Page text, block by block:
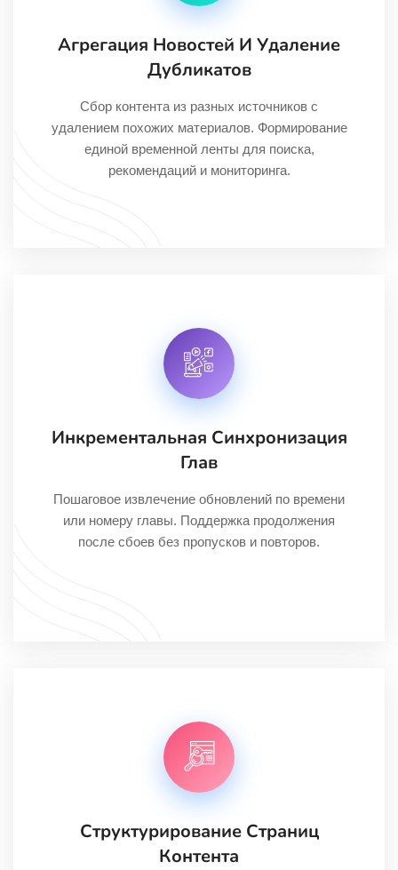
Агрегация Новостей И Удаление
Дубликатов
Сбор контента из разных источников с
удалением похожих материалов. Формирование
единой временной ленты для поиска,
рекомендаций и мониторинга.
Инкрементальная Синхронизация
Глав
Пошаговое извлечение обновлений по времени
или номеру главы. Поддержка продолжения
после сбоев без пропусков и повторов.
Структурирование Страниц
Контента